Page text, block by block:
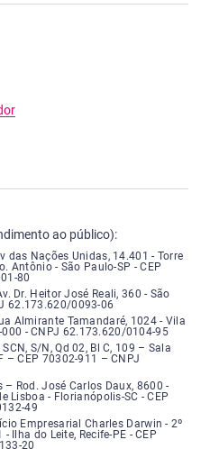
ao público):
Avenida das Nações Unidas,
das Nações Unidas, 14.401 - Torre
Antônio - São Paulo-SP - CEP
80
Avenida Doutor Heitor José
Dr. Heitor José Reali, 360 - São
62.173.620/0093-06
Rua Almirante Tamandaré,
Almirante Tamandaré, 1024 - Vila
000 - CNPJ 62.173.620/0104-95
Setor Comercial Norte, sem
S/N, Qd 02, Bl C, 109 – Sala
– CEP 70302-911 – CNPJ
Rodovia José Carlos, número
Rod. José Carlos Daux, 8600 -
Lisboa - Florianópolis-SC - CEP
49
Edifício Empresarial Charles Darwin,
Empresarial Charles Darwin - 2º
Ilha do Leite, Recife-PE - CEP
20